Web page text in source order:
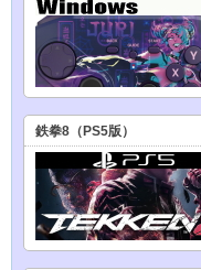
鉄拳8（PS5版）